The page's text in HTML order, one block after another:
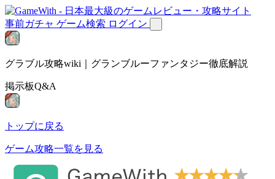
事前ガチャ ゲーム検索 ログイン
グラブル攻略wiki｜グランブルーファンタジー徹底解説
掲示板Q&A
トップに戻る
ゲーム攻略一覧を見る